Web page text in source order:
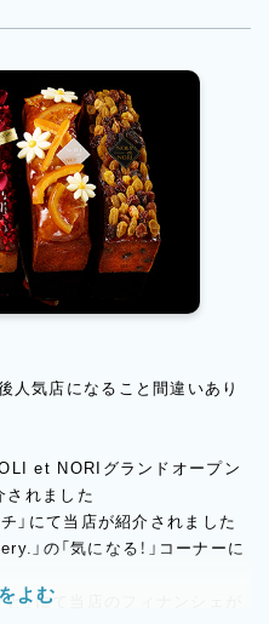
て】
店は、姉妹店「Pâtisserie
、2021年に誕生しました。素
事で一つひとつ仕上げており、
おります。
現在パン職人の増員を進めて
案、販売戦略など、パン作りに
ンスがあります。お客様に喜
画にも関わりながら、マネージ
ャレンジしていただければと
ください！
nolietnori/
人気店になること間違いあり
et NORIグランドオープン
されました
」にて当店が紹介されました
」の「気になる！」コーナーに
」にて当店のフィナンシェが